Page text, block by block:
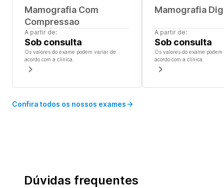
Mamografia Com
Compressao
A partir de:
Sob consulta
Os valores do exame podem variar de
acordo com a clínica.
Mamografia
A partir de:
Sob consulta
Os valores do exame
acordo com a clínica.
Confira todos os nossos exames
Dúvidas frequentes